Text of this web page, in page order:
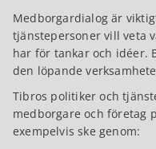
Medborgardialog är
tjänstepersoner vill veta
har för tankar och idéer.
den löpande
Tibros politiker och
medborgare och företag
exempelvis ske genom: